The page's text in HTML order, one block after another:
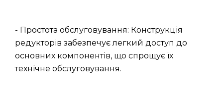
- Простота обслуговування: Конструкція
редукторів забезпечує легкий доступ до
основних компонентів, що спрощує їх
технічне обслуговування.